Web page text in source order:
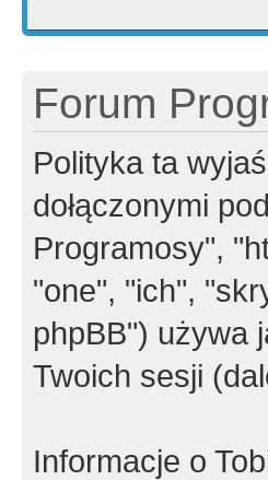
Forum
Polityka ta
dołączonymi
Programosy",
"one", "ich",
phpBB") używa
Twoich sesji
Informacje o